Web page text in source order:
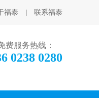
福泰 联系福泰
费服务热线：
0238 0280